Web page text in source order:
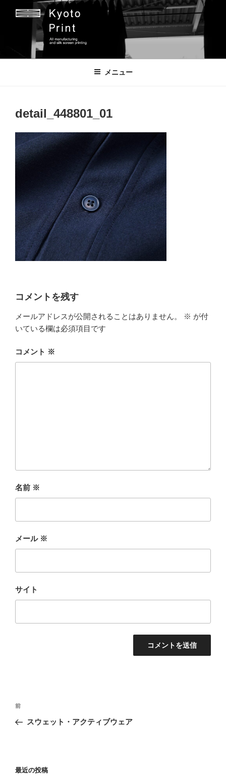
京都プリント
京都市のオリジナルプリント会社
メニュー
detail_448801_01
コメントを残す
メールアドレスが公開されることはありません。 ※ が付
いている欄は必須項目です
コメント ※
名前 ※
メール ※
サイト
投
ナ
ー
前
の
前
スウェット・アクティブウェア
最近の投稿